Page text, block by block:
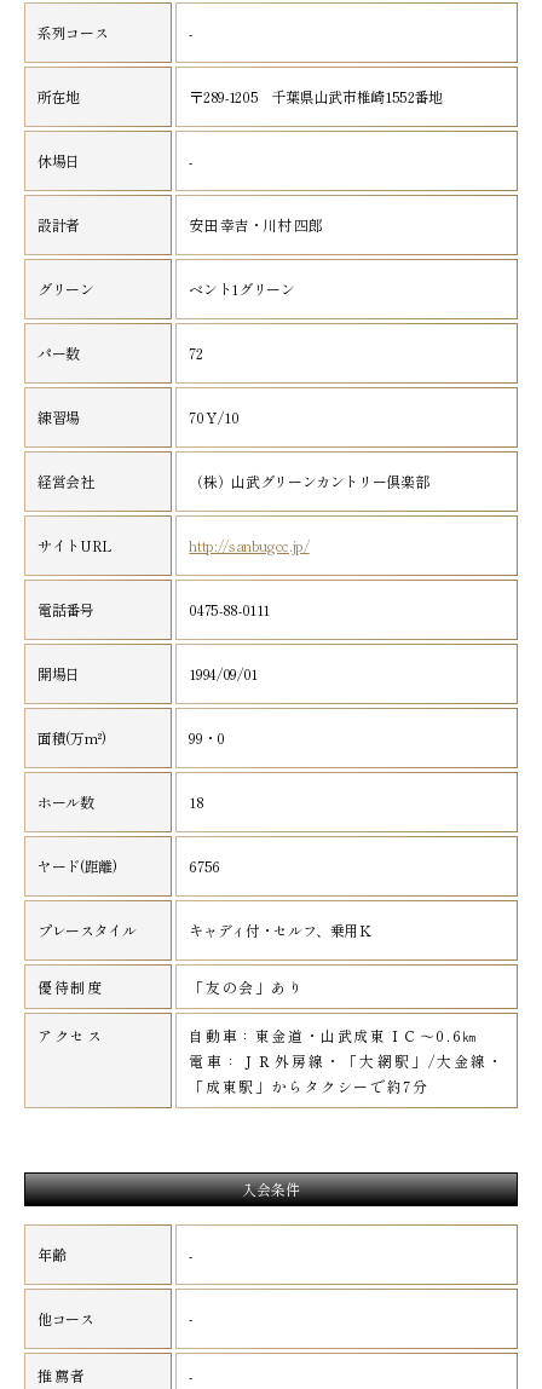
系列コース -
所在地 〒289-1205 千葉県山武市椎崎1552番地
休場日 -
設計者 安田 幸吉・川村 四郎
グリーン ベント1グリーン
パー数 72
練習場 70Ｙ/10
経営会社 （株）山武グリーンカントリー倶楽部
サイトURL http://sanbugcc.jp/
電話番号 0475-88-0111
開場日 1994/09/01
面積(万m²) 99・0
ホール数 18
ヤード(距離) 6756
プレースタイル キャディ付・セルフ、乗用Ｋ
優待制度 「友の会」あり
アクセス
自動車：東金道・山武成東ＩＣ～0.6㎞
電車：ＪＲ外房線・「大網駅」/大金線・
「成東駅」からタクシーで約7分
入会条件
年齢 -
他コース -
推薦者 -